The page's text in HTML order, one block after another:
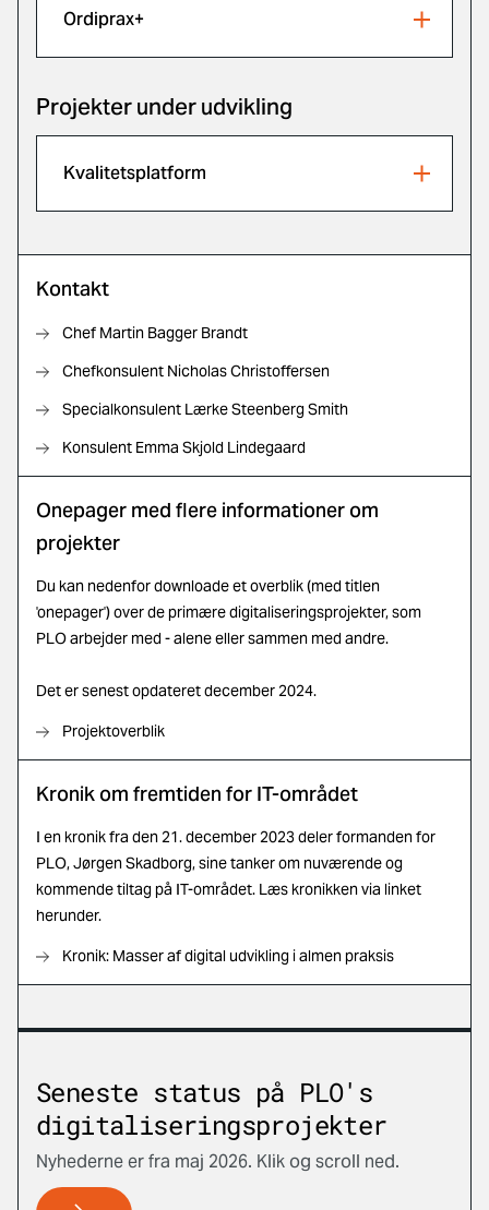
Ordiprax+
Projekter under udvikling
Kvalitetsplatform
Kontakt
Chef Martin Bagger Brandt
Chefkonsulent Nicholas Christoffersen
Specialkonsulent Lærke Steenberg Smith
Konsulent Emma Skjold Lindegaard
Onepager med flere informationer om
projekter
Du kan nedenfor downloade et overblik (med titlen
'onepager') over de primære digitaliseringsprojekter, som
PLO arbejder med - alene eller sammen med andre.
Det er senest opdateret december 2024.
Projektoverblik
Kronik om fremtiden for IT-området
I en kronik fra den 21. december 2023 deler formanden for
PLO, Jørgen Skadborg, sine tanker om nuværende og
kommende tiltag på IT-området. Læs kronikken via linket
herunder.
Kronik: Masser af digital udvikling i almen praksis
Seneste status på PLO's
digitaliseringsprojekter
Nyhederne er fra maj 2026. Klik og scroll ned.